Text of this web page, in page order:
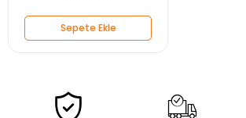
Sepete Ekle